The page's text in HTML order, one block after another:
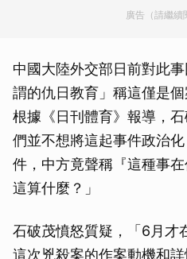
廣告（請繼續
中國大陸外交部日前對此
謂的仇日教育」稱這僅是個
根據《日刊體育》報導，
們並不想將這起事件政治
件，中方竟聲稱『這種事
這算什麼？」
石破茂憤怒質疑，「6月才
這次兇殺案的作案動機和